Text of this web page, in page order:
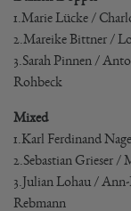
1.Marie Lücke /
2.Mareike Bittner /
3.Sarah Pinnen /
Rohbeck
Mixed
1.Karl Ferdinand
2.Sebastian Grieser /
3.Julian Lohau /
Rebmann